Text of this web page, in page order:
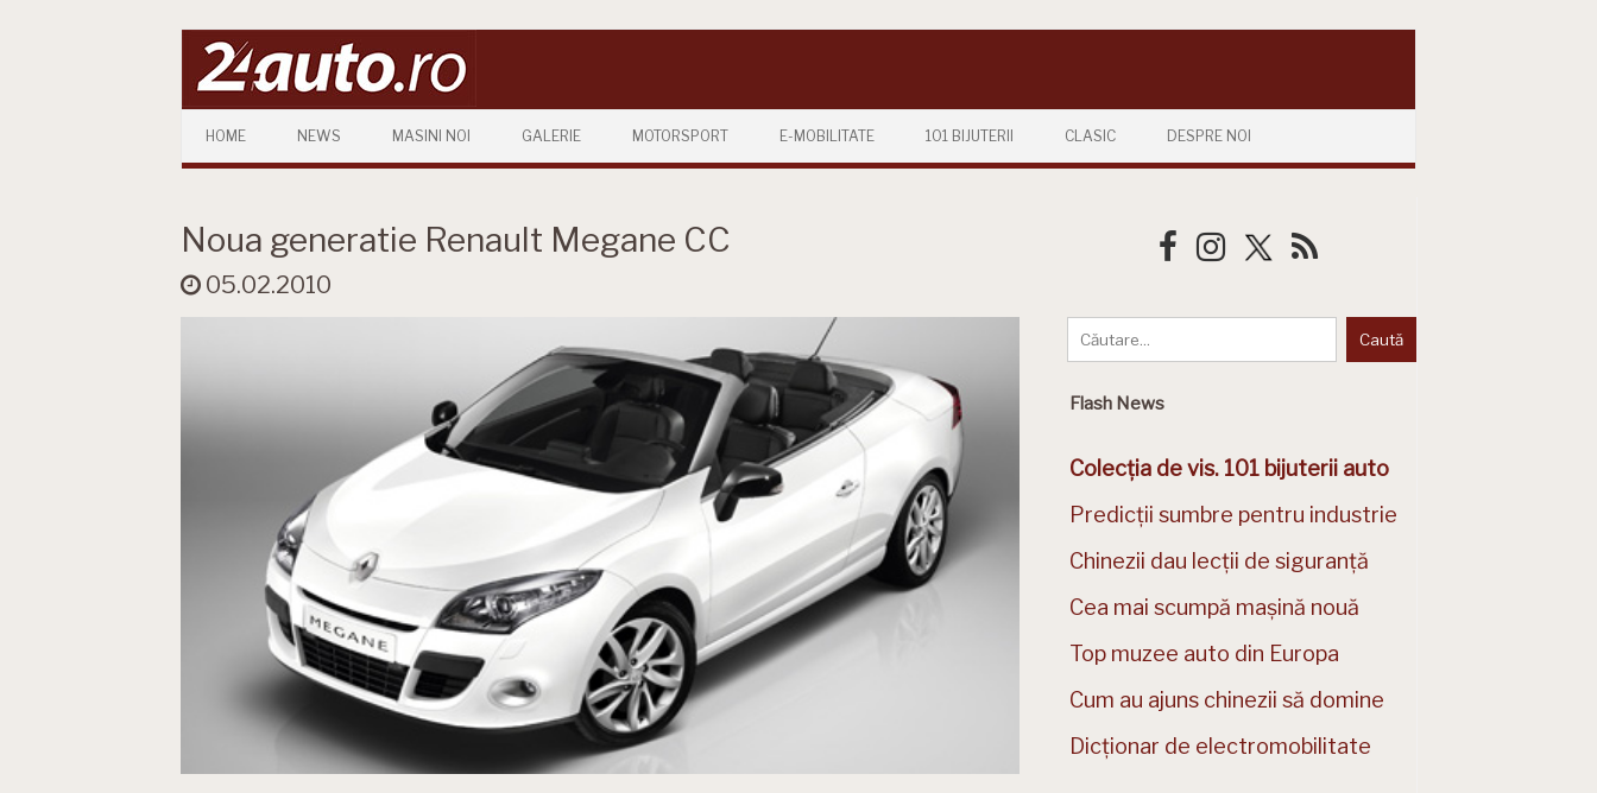
HOME NEWS MASINI NOI GALERIE MOTORSPORT E-MOBILITATE 101 BIJUTERII CLASIC DESPRE NOI
Noua generatie Renault Megane CC
05.02.2010
Flash News
Colecția de vis. 101 bijuterii auto
Predicții sumbre pentru industrie
Chinezii dau lecții de siguranță
Cea mai scumpă mașină nouă
Top muzee auto din Europa
Cum au ajuns chinezii să domine
Dicționar de electromobilitate